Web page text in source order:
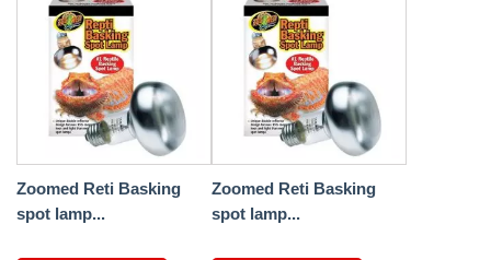
Zoomed Reti Basking
spot lamp...
Zoomed Reti Basking
spot lamp...